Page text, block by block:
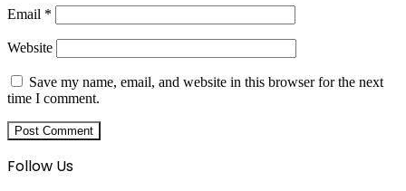
Email *
Website
Save my name, email, and website in this browser for the next
time I comment.
Follow Us